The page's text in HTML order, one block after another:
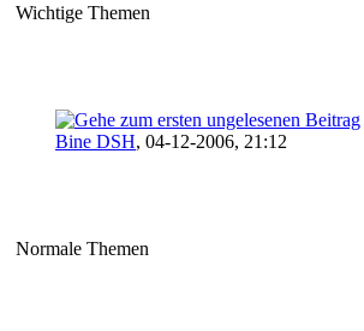
Wichtige Themen
Bine DSH, 04-12-2006, 21:12
Normale Themen